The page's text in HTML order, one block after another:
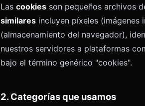
Las cookies son pequeños archivos
similares incluyen píxeles
(almacenamiento del navegador),
nuestros servidores a plataformas
bajo el término genérico "cookies".
2. Categorías que usamos